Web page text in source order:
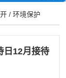
/环境保护
日12月接待